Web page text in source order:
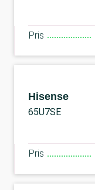
Pris
Hisense
65U7SE
Pris